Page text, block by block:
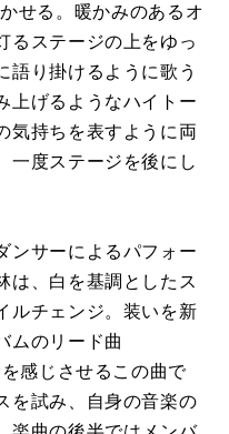
せる。暖かみのあるオ
るステージの上をゆっ
語り掛けるように歌う
上げるようなハイトー
気持ちを表すように両
一度ステージを後にし
ンサーによるパフォー
は、白を基調としたス
ルチェンジ。装いを新
ムのリード曲
感じさせるこの曲で
を試み、自身の音楽の